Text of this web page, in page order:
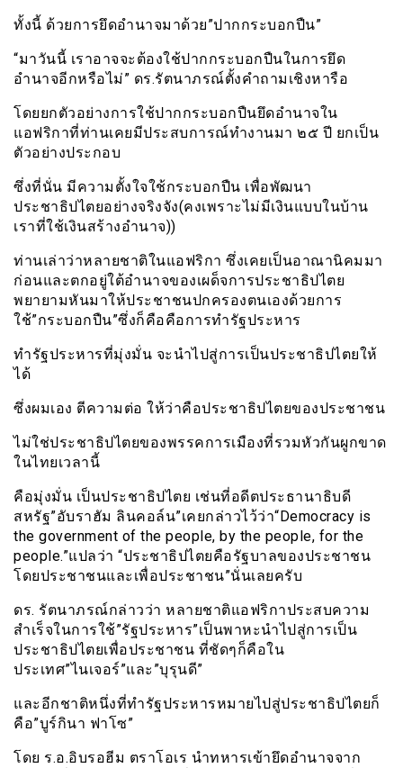
ทั้งนี้ ด้วยการยึดอำนาจมาด้วย”ปากกระบอกปืน”
“มาวันนี้ เราอาจจะต้องใช้ปากกระบอกปืนในการยึด
อำนาจอีกหรือไม่” ดร.รัตนาภรณ์ตั้งคำถามเชิงหารือ
โดยยกตัวอย่างการใช้ปากกระบอกปืนยึดอำนาจใน
แอฟริกาที่ท่านเคยมีประสบการณ์ทำงานมา ๒๕ ปี ยกเป็น
ตัวอย่างประกอบ
ซึ่งที่นั่น มีความตั้งใจใช้กระบอกปืน เพื่อพัฒนา
ประชาธิปไตยอย่างจริงจัง(คงเพราะไม่มีเงินแบบในบ้าน
เราที่ใช้เงินสร้างอำนาจ))
ท่านเล่าว่าหลายชาติในแอฟริกา ซึ่งเคยเป็นอาณานิคมมา
ก่อนและตกอยู่ใต้อำนาจของเผด็จการประชาธิปไตย
พยายามหันมาให้ประชาชนปกครองตนเองด้วยการ
ใช้”กระบอกปืน”ซึ่งก็คือคือการทำรัฐประหาร
ทำรัฐประหารที่มุ่งมั่น จะนำไปสู่การเป็นประชาธิปไตยให้
ได้
ซึ่งผมเอง ตีความต่อ ให้ว่าคือประชาธิปไตยของประชาชน
ไม่ใช่ประชาธิปไตยของพรรคการเมืองที่รวมหัวกันผูกขาด
ในไทยเวลานี้
คือมุ่งมั่น เป็นประชาธิปไตย เช่นที่อดีตประธานาธิบดี
สหรัฐ”อับราฮัม ลินคอล์น”เคยกล่าวไว้ว่า“Democracy is
the government of the people, by the people, for the
people.”แปลว่า “ประชาธิปไตยคือรัฐบาลของประชาชน
โดยประชาชนและเพื่อประชาชน”นั่นเลยครับ
ดร. รัตนาภรณ์กล่าวว่า หลายชาติแอฟริกาประสบความ
สำเร็จในการใช้”รัฐประหาร”เป็นพาหะนำไปสู่การเป็น
ประชาธิปไตยเพื่อประชาชน ที่ชัดๆก็คือใน
ประเทศ”ไนเจอร์”และ”บุรุนดี”
และอีกชาติหนึ่งที่ทำรัฐประหารหมายไปสู่ประชาธิปไตยก็
คือ”บูร์กินา ฟาโซ”
โดย ร.อ.อิบรอฮีม ตราโอเร นำทหารเข้ายึดอำนาจจาก